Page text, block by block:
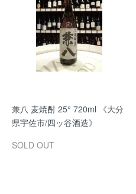
兼八 麦焼酎 25° 720ml 《大分
県宇佐市/四ッ谷酒造》
SOLD OUT